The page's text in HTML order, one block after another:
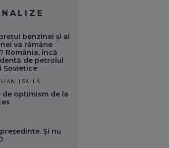
benzinei și al
va rămâne
România, încă
de petrolul
Sovietice
ISAILĂ
de optimism de la
Și nu